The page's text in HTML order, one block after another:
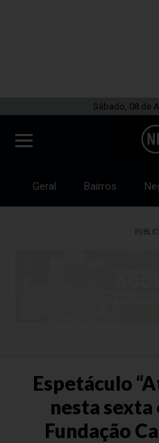
Sábado, 08 de
Geral Bairros
Espetáculo
nesta sexta
Fundação